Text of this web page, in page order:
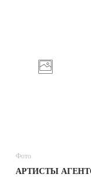
Фото
АРТИСТЫ